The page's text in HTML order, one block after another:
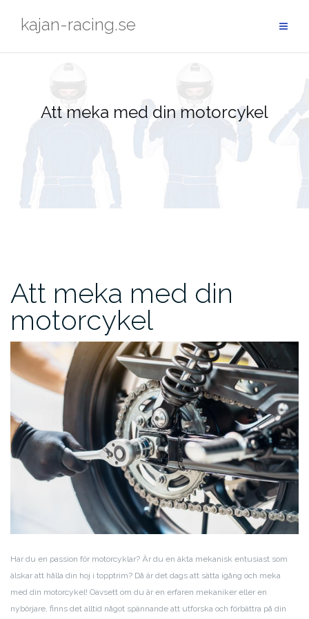
kajan-racing.se
Att meka med din motorcykel
Att meka med din
motorcykel
Har du en passion för motorcyklar? Är du en äkta mekanisk entusiast som
älskar att hålla din hoj i topptrim? Då är det dags att sätta igång och meka
med din motorcykel! Oavsett om du är en erfaren mekaniker eller en
nybörjare, finns det alltid något spännande att utforska och förbättra på din